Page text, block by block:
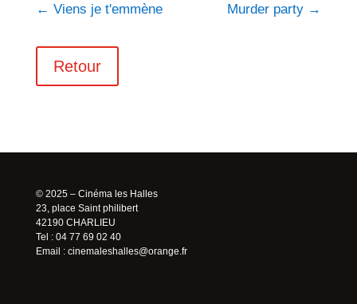
← Viens je t'emmène Murder party →
Retour
© 2025 – Cinéma les Halles
23, place Saint philibert
42190 CHARLIEU
Tel : 04 77 69 02 40
Email : cinemaleshalles@orange.fr